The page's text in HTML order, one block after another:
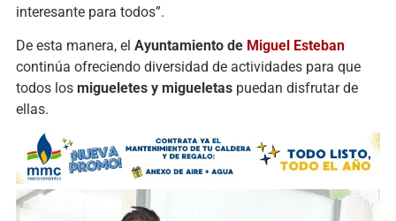
interesante para todos”.
De esta manera, el Ayuntamiento de Miguel Esteban
continúa ofreciendo diversidad de actividades para que
todos los migueletes y migueletas puedan disfrutarde
ellas.